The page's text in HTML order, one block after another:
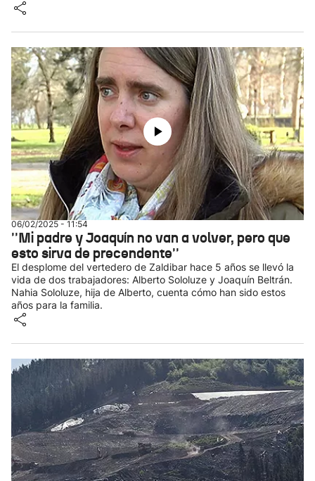
06/02/2025 - 11:54
''Mi padre y Joaquín no van a volver, pero que
esto sirva de precendente''
El desplome del vertedero de Zaldibar hace 5 años se llevó la
vida de dos trabajadores: Alberto Sololuze y Joaquín Beltrán.
Nahia Sololuze, hija de Alberto, cuenta cómo han sido estos
años para la familia.